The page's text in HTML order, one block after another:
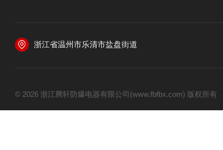
浙江省温州市乐清市盐盘街道
© 2026 浙江腾轩防爆电器有限公司(www.fbfbx.com) 版权所